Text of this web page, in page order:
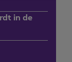
in de